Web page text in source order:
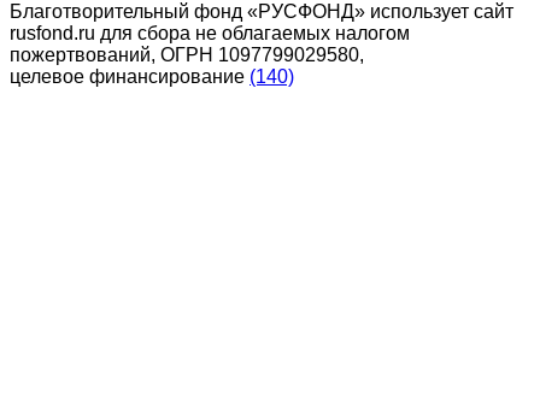
Благотворительный фонд «РУСФОНД» использует сайт
rusfond.ru для сбора не облагаемых налогом
пожертвований, ОГРН 1097799029580,
целевое финансирование (140)